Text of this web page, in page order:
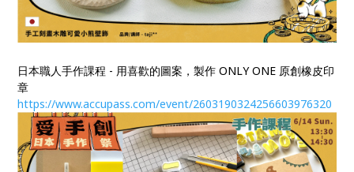
日本職人手作課程 - 用喜歡的圖案，製作 ONLY ONE 原創橡皮印
章
https://www.accupass.com/event/2603190324256603976320